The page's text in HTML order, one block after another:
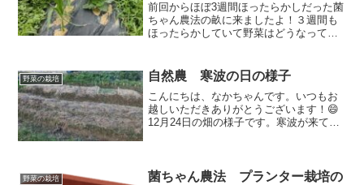
前回からほぼ3週間ほったらかしだった菌
ちゃん農法の畝に来ましたよ！３週間も
ほったらかしていて野菜はどうなってい
野菜の栽培 自然農 寒波の日の様子
こんにちは、なかちゃんです。いつもお
越しいただきありがとうございます！😄
12月24日の畑の様子です。寒波が来てい
いうこともあり時間...
野菜の栽培
菌ちゃん農法 プランター栽培の